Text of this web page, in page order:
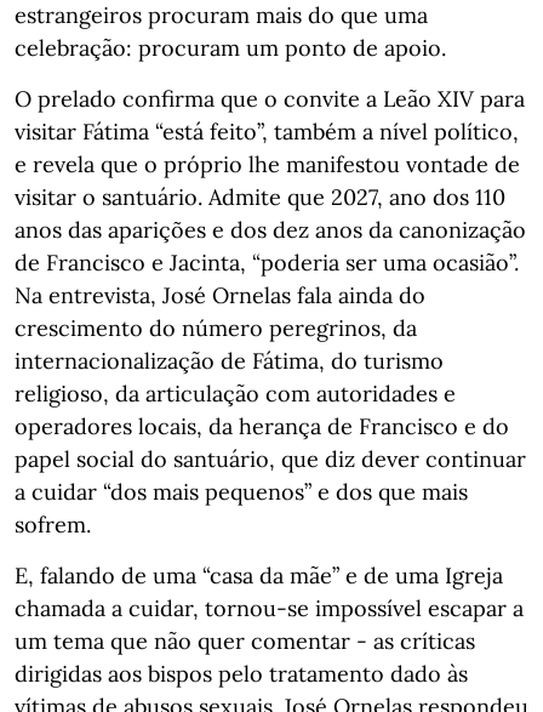
estrangeiros procuram mais do que uma
celebração: procuram um ponto de apoio.
O prelado confirma que o convite a Leão XIV para
visitar Fátima “está feito”, também a nível político,
e revela que o próprio lhe manifestou vontade de
visitar o santuário. Admite que 2027, ano dos 110
anos das aparições e dos dez anos da canonização
de Francisco e Jacinta, “poderia ser uma ocasião”.
Na entrevista, José Ornelas fala ainda do
crescimento do número peregrinos, da
internacionalização de Fátima, do turismo
religioso, da articulação com autoridades e
operadores locais, da herança de Francisco e do
papel social do santuário, que diz dever continuar
a cuidar “dos mais pequenos” e dos que mais
sofrem.
E, falando de uma “casa da mãe” e de uma Igreja
chamada a cuidar, tornou-se impossível escapar a
um tema que não quer comentar - as críticas
dirigidas aos bispos pelo tratamento dado às